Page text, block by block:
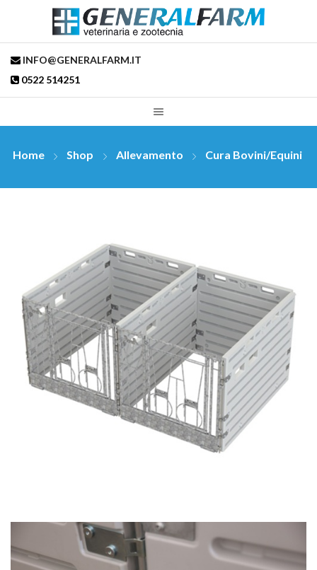
INFO@GENERALFARM.IT
0522 514251
Home Shop Allevamento Cura Bovini/Equini